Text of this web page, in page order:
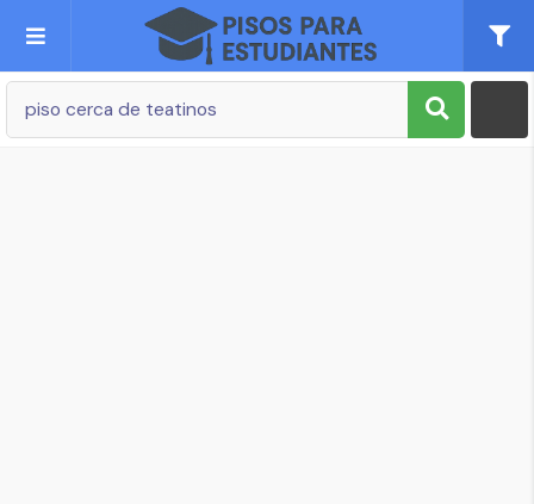
Publica tu Anuncio